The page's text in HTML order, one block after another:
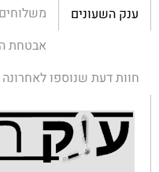
ענק השעונים משלוחים
אבטחת
חוות דעת שנוספו לאחרונה